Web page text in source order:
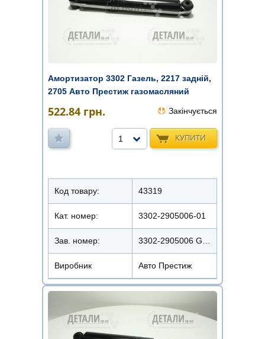
Амортизатор 3302 Газель, 2217 задній,
2705 Авто Престиж газомасляний
522.84 грн. Закінчується
КУПИТИ
1
Код товару: 43319
Кат. номер: 3302-2905006-01
Зав. номер:
Виробник Авто Престиж